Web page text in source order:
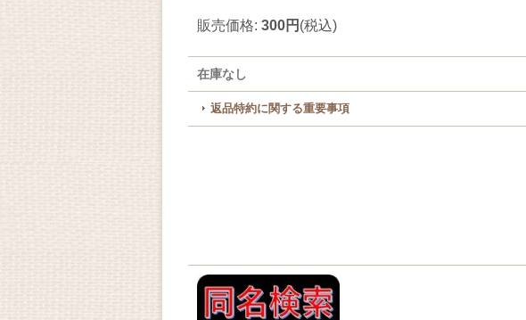
販売価格: 300円 (税込)
在庫なし
返品特約に関する重要事項